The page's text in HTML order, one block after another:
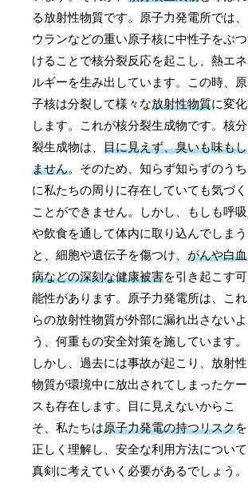
る放射性物質です。原子力発電所では、
ウランなどの重い原子核に中性子をぶつ
けることで核分裂反応を起こし、熱エネ
ルギーを生み出しています。この時、原
子核は分裂して様々な放射性物質に変化
します。これが核分裂生成物です。核分
裂生成物は、目に見えず、臭いも味もし
ません。そのため、知らず知らずのうち
に私たちの周りに存在していても気づく
ことができません。しかし、もしも呼吸
や飲食を通して体内に取り込んでしまう
と、細胞や遺伝子を傷つけ、がんや白血
病などの深刻な健康被害を引き起こす可
能性があります。原子力発電所は、これ
らの放射性物質が外部に漏れ出さないよ
う、何重もの安全対策を施しています。
しかし、過去には事故が起こり、放射性
物質が環境中に放出されてしまったケー
スも存在します。目に見えないからこ
そ、私たちは原子力発電の持つリスクを
正しく理解し、安全な利用方法について
真剣に考えていく必要があるでしょう。